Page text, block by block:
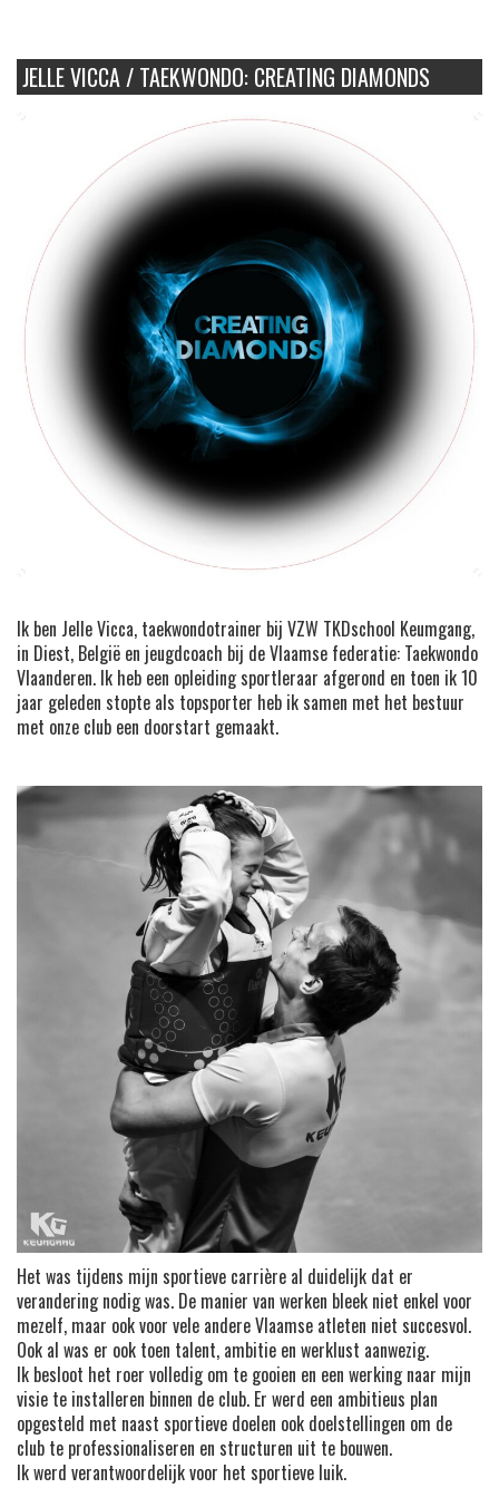
JELLE VICCA / TAEKWONDO: CREATING DIAMONDS
Ik ben Jelle Vicca, taekwondotrainer bij VZW TKDschool Keumgang,
in Diest, België en jeugdcoach bij de Vlaamse federatie: Taekwondo
Vlaanderen. Ik heb een opleiding sportleraar afgerond en toen ik 10
jaar geleden stopte als topsporter heb ik samen met het bestuur
met onze club een doorstart gemaakt.
Het was tijdens mijn sportieve carrière al duidelijk dat er
verandering nodig was. De manier van werken bleek niet enkel voor
mezelf, maar ook voor vele andere Vlaamse atleten niet succesvol.
Ook al was er ook toen talent, ambitie en werklust aanwezig.
Ik besloot het roer volledig om te gooien en een werking naar mijn
visie te installeren binnen de club. Er werd een ambitieus plan
opgesteld met naast sportieve doelen ook doelstellingen om de
club te professionaliseren en structuren uit te bouwen.
Ik werd verantwoordelijk voor het sportieve luik.